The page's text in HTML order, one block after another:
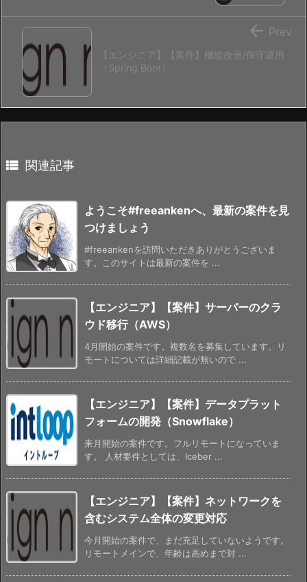
【エンジニア】【案件】機能改善/保守運用
（Spring Boot）
 Prev
 関連記事
ようこそ#freeankenへ、最新の案件を見
つけましょう
#freeankenを訪問いただきありがとうございま
す。このサイトは最新の案件を ...
【エンジニア】【案件】サーバーのクラ
ウド移行（AWS）
4月開始の案件です。複数名を募集しています。リ
モートについては詳細記載が無いので ...
【エンジニア】【案件】データプラット
フォームの開発（Snowflake）
来月開始の案件です。フルリモートになっていま
す。 人材要件としては、Iceber ...
【エンジニア】【案件】ネットワークを
含むシステム全体の変更対応
今月開始の案件で、まだ充足していないようです。
リモートメインで、年齢は高めまで対 ...